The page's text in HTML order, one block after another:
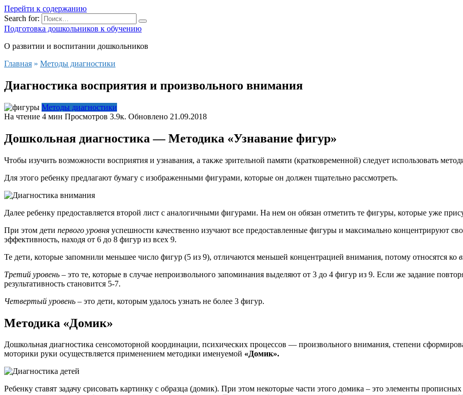
Перейти к содержанию
Search for:
Подготовка дошкольников к обучению
О развитии и воспитании дошкольников
Главная » Методы диагностики
Диагностика восприятия и произвольного внимания
Методы диагностики
На чтение 4 мин Просмотров 3.9к. Обновлено 21.09.2018
Дошкольная диагностика — Методика «Узнавание фигур»
Чтобы изучить возможности восприятия и узнавания, а также зрительной памяти (кратковременной) следует использовать
Для этого ребенку предлагают бумагу с изображенными фигурами, которые он должен тщательно рассмотреть.
Далее ребенку предоставляется второй лист с аналогичными фигурами. На нем он обязан отметить те фигуры, которые уже
При этом дети первого уровня успешности качественно изучают все предоставленные фигуры и максимально концентрируют
эффективность, находя от 6 до 8 фигур из всех 9.
Те дети, которые запомнили меньшее число фигур (5 из 9), отличаются меньшей концентрацией внимания, потому относятся ко
Третий уровень – это те, которые в случае непроизвольного запоминания выделяют от 3 до 4 фигур из 9. Если же задание
результативность становится 5-7.
Четвертый уровень – это дети, которым удалось узнать не более 3 фигур.
Методика «Домик»
Дошкольная диагностика сенсомоторной координации, психических процессов — произвольного внимания, степени
моторики руки осуществляется применением методики именуемой «Домик».
Ребенку ставят задачу срисовать картинку с образца (домик). При этом некоторые части этого домика – это элементы